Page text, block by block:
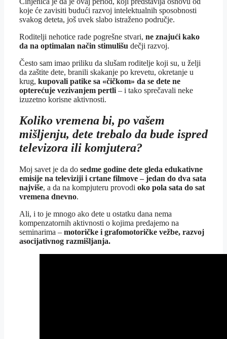
koje će zavisiti budući razvoj intelektualnih sposobnosti
svakog deteta, još uvek slabo istraženo područje.
Roditelji nehotice rade pogrešne stvari, ne znajući kako
da na optimalan način stimulišu dečji razvoj.
Često sam imao priliku da slušam roditelje koji su, u želji
da zaštite dete, branili skakanje po krevetu, okretanje u
krug, kupovali patike sa «čičkom» da se dete ne
opterećuje vezivanjem pertli – i tako sprečavali neke
izuzetno korisne aktivnosti.
Koliko vremena bi, po vašem
mišljenju, dete trebalo da bude ispred
televizora ili komjutera?
Moj savet je da do sedme godine dete gleda edukativne
emisije na televiziji i crtane filmove – jedan do dva sata
najviše, a da na kompjuteru provodi oko pola sata do sat
vremena dnevno.
Ali, i to je mnogo ako dete u ostatku dana nema
kompenzatornih aktivnosti o kojima predajemo na
seminarima – motoričke i grafomotoričke vežbe, razvoj
asocijativnog razmišljanja.